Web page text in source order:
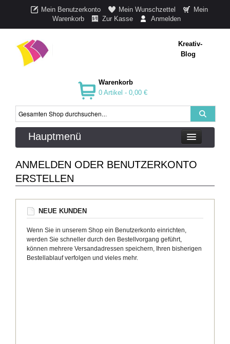
Mein Benutzerkonto Mein Wunschzettel
Mein
Warenkorb
Zur Kasse Anmelden
Kreativ-
Blog
Warenkorb
0 Artikel - 0,00 €
Hauptmenü
ANMELDEN ODER BENUTZERKONTO
ERSTELLEN
NEUE KUNDEN
Wenn Sie in unserem Shop ein Benutzerkonto einrichten,
werden Sie schneller durch den Bestellvorgang geführt,
können mehrere Versandadressen speichern, Ihren bisherigen
Bestellablauf verfolgen und vieles mehr.